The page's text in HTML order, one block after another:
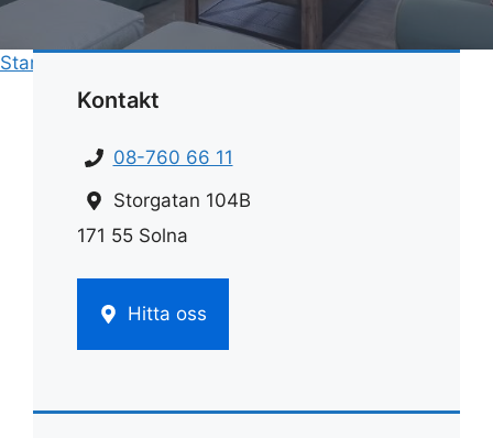
Start
Kontakt
08-760 66 11
Storgatan 104B
171 55 Solna
Hitta oss